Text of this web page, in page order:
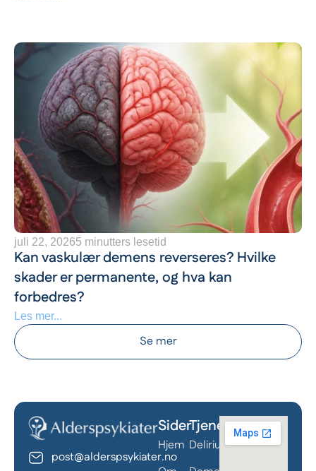
juli 22, 20265 minutters lesetid
Kan vaskulær demens reverseres? Hvilke
skader er permanente, og hva kan
forbedres?
Les mer...
Se mer
post@alderspsykiater.no
Sider
Hjem
Tjenester
Delirium
Behandle ditt samtykke
For å gi best mulig opplevelse bruker vi
informasjonskapsler for å lagre eller få tilgang til